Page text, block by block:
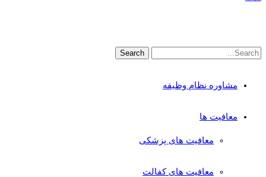
مشاوره نظام وظیفه
معافیت ها
معافیت های پزشکی
معافیت های کفالت